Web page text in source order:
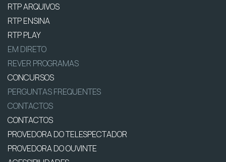
RTP ARQUIVOS
RTP ENSINA
RTP PLAY
EM DIRETO
REVER PROGRAMAS
CONCURSOS
PERGUNTAS FREQUENTES
CONTACTOS
CONTACTOS
PROVEDORA DO TELESPECTADOR
PROVEDORA DO OUVINTE